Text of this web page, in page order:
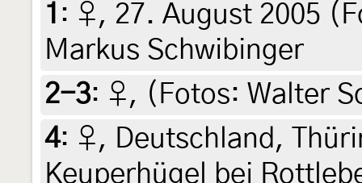
1 : ♀, 27. August 2005
Markus Schwibinger
2-3: ♀, (Fotos: Walter
4: ♀, Deutschland,
Keuperhügel bei